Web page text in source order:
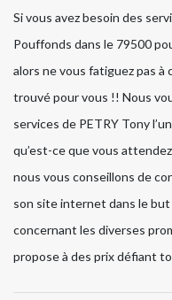
Si vous avez besoin des
Pouffonds dans le 79500
alors ne vous fatiguez pas à
trouvé pour vous !! Nous
services de PETRY Tony
qu’est-ce que vous
nous vous conseillons de
son site internet dans le
concernant les diverses
propose à des prix défiant